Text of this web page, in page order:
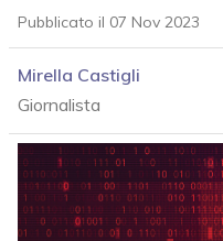
Pubblicato il 07 Nov 2023
Mirella Castigli
Giornalista